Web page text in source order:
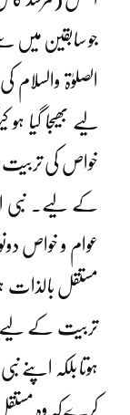
جو سابقین میں
الصلوٰۃ
لیے بھیجا گیا
خواص کی تربیت
کے لیے۔ نبی
عوام و خواص
مستقل بالذات
تربیت کے لیے
ہوتا بلکہ اپنے
کرے کہ وہ